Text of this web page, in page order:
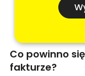
Co powinno
fakturze?